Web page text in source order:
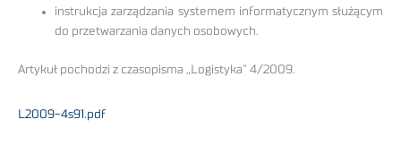
instrukcja zarządzania systemem informatycznym służącym
do przetwarzania danych osobowych.
Artykuł pochodzi z czasopisma „Logistyka” 4/2009.
L2009-4s91.pdf